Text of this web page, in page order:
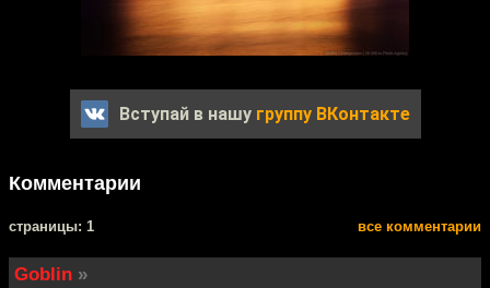
Вступай в нашу группу ВКонтакте
Комментарии
cтраницы: 1 все комментарии
Goblin »